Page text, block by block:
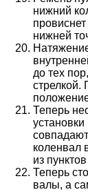
нижний
нижней
до тех
стрелкой.
Теперь
коленвал
из
Теперь
валы, а